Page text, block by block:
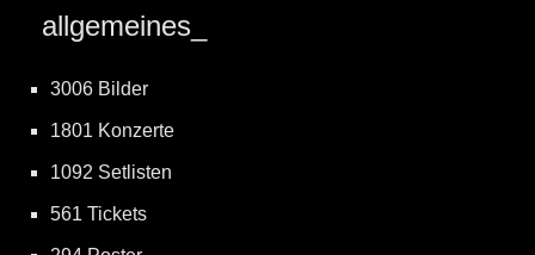
allgemeines_
3006 Bilder
1801 Konzerte
1092 Setlisten
561 Tickets